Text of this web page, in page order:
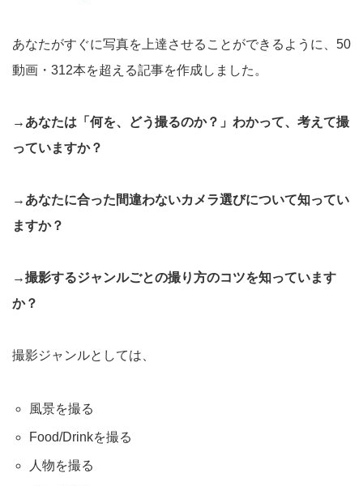
あなたがすぐに写真を上達させることができるように、50
動画・312本を超える記事を作成しました。
→あなたは「何を、どう撮るのか？」わかって、考えて撮
っていますか？
→あなたに合った間違わないカメラ選びについて知ってい
ますか？
→撮影するジャンルごとの撮り方のコツを知っています
か？
撮影ジャンルとしては、
風景を撮る
Food/Drinkを撮る
人物を撮る